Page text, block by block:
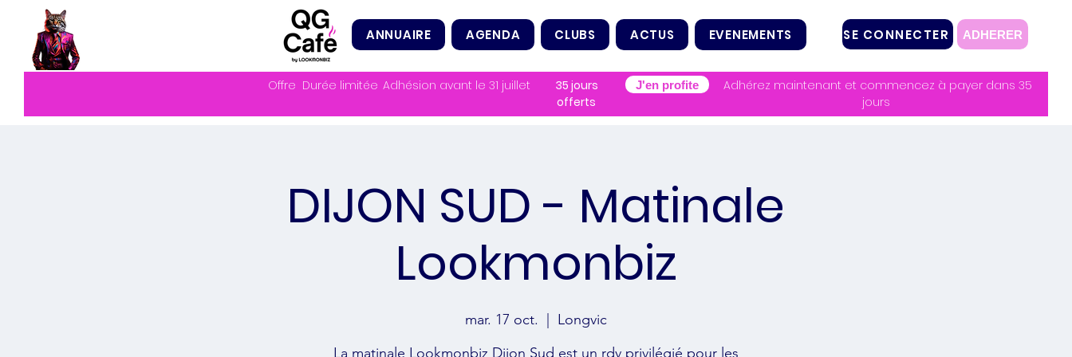
ANNUAIRE AGENDA CLUBS ACTUS EVENEMENTS SE CONNECTER ADHERER
Offre Durée limitée Adhésion avant le 31 juillet
35 jours
offerts
J'en profite
Adhérez maintenant et commencez à payer dans 35
jours
DIJON SUD - Matinale
Lookmonbiz
mar. 17 oct.
Longvic
La matinale Lookmonbiz Dijon Sud est un rdv privilégié pour les